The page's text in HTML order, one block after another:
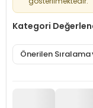
Kategori
Önerilen Sıralama